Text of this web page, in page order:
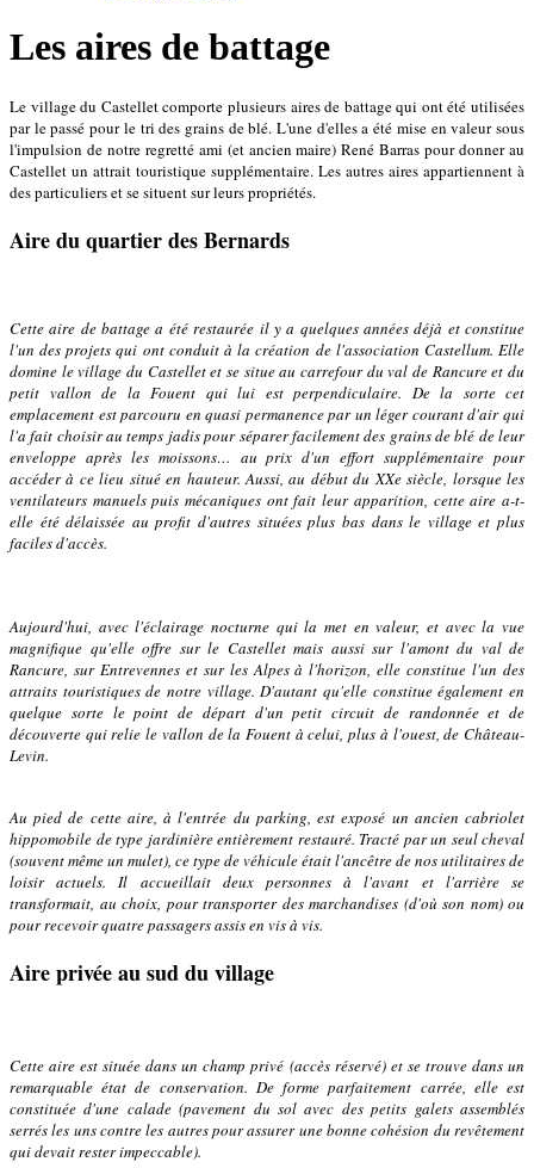
Les aires de battage
Le village du Castellet comporte plusieurs aires de battage qui ont été utilisées
par le passé pour le tri des grains de blé. L'une d'elles a été mise en valeur sous
l'impulsion de notre regretté ami (et ancien maire) René Barras pour donner au
Castellet un attrait touristique supplémentaire. Les autres aires appartiennent à
des particuliers et se situent sur leurs propriétés.
Aire du quartier des Bernards
Cette aire de battage a été restaurée il y a quelques années déjà et constitue
l'un des projets qui ont conduit à la création de l'association Castellum. Elle
domine le village du Castellet et se situe au carrefour du val de Rancure et du
petit vallon de la Fouent qui lui est perpendiculaire. De la sorte cet
emplacement est parcouru en quasi permanence par un léger courant d'air qui
l'a fait choisir au temps jadis pour séparer facilement des grains de blé de leur
enveloppe après les moissons… au prix d'un effort supplémentaire pour
accéder à ce lieu situé en hauteur. Aussi, au début du XXe siècle, lorsque les
ventilateurs manuels puis mécaniques ont fait leur apparition, cette aire a-t-
elle été délaissée au profit d'autres situées plus bas dans le village et plus
faciles d'accès.
Aujourd'hui, avec l'éclairage nocturne qui la met en valeur, et avec la vue
magnifique qu'elle offre sur le Castellet mais aussi sur l'amont du val de
Rancure, sur Entrevennes et sur les Alpes à l'horizon, elle constitue l'un des
attraits touristiques de notre village. D'autant qu'elle constitue également en
quelque sorte le point de départ d'un petit circuit de randonnée et de
découverte qui relie le vallon de la Fouent à celui, plus à l'ouest, de Château-
Levin.
Au pied de cette aire, à l'entrée du parking, est exposé un ancien cabriolet
hippomobile de type jardinière entièrement restauré. Tracté par un seul cheval
(souvent même un mulet), ce type de véhicule était l'ancêtre de nos utilitaires de
loisir actuels. Il accueillait deux personnes à l'avant et l'arrière se
transformait, au choix, pour transporter des marchandises (d'où son nom) ou
pour recevoir quatre passagers assis en vis à vis.
Aire privée au sud du village
Cette aire est située dans un champ privé (accès réservé) et se trouve dans un
remarquable état de conservation. De forme parfaitement carrée, elle est
constituée d'une calade (pavement du sol avec des petits galets assemblés
serrés les uns contre les autres pour assurer une bonne cohésion du revêtement
qui devait rester impeccable).